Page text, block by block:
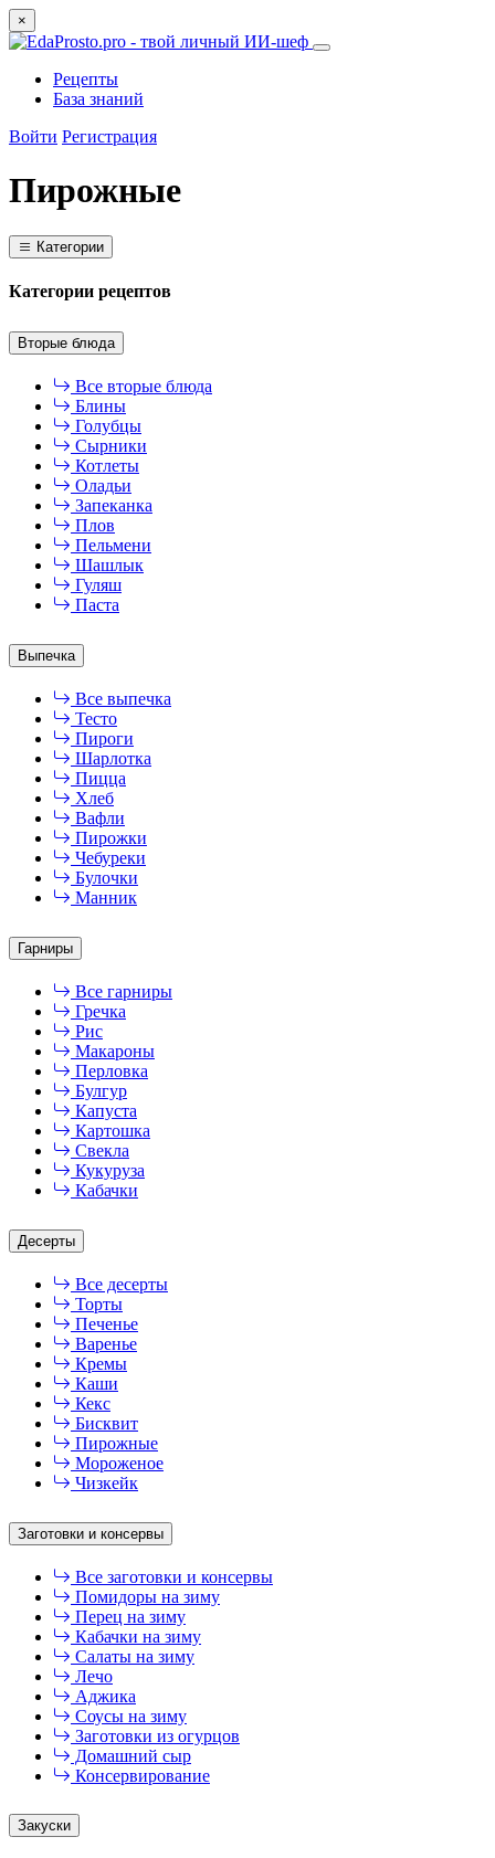
×
Рецепты
База знаний
Войти Регистрация
Пирожные
Категории
Категории рецептов
Вторые блюда
Все вторые блюда
Блины
Голубцы
Сырники
Котлеты
Оладьи
Запеканка
Плов
Пельмени
Шашлык
Гуляш
Паста
Выпечка
Все выпечка
Тесто
Пироги
Шарлотка
Пицца
Хлеб
Вафли
Пирожки
Чебуреки
Булочки
Манник
Гарниры
Все гарниры
Гречка
Рис
Макароны
Перловка
Булгур
Капуста
Картошка
Свекла
Кукуруза
Кабачки
Десерты
Все десерты
Торты
Печенье
Варенье
Кремы
Каши
Кекс
Бисквит
Пирожные
Мороженое
Чизкейк
Заготовки и консервы
Все заготовки и консервы
Помидоры на зиму
Перец на зиму
Кабачки на зиму
Салаты на зиму
Лечо
Аджика
Соусы на зиму
Заготовки из огурцов
Домашний сыр
Консервирование
Закуски